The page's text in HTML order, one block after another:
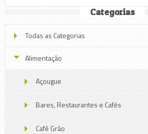
Categorias
Todas as Categorias
Alimentação
Açougue
Bares, Restaurantes e Cafés
Café Grão